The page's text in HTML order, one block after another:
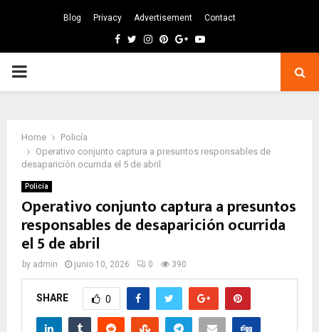
Blog Privacy Advertisement Contact
Facebook
TwitterInstagram
Pinterest
GoogleYoutube
PRIMARY
Home
Policía
Operativo conjunto captura a presuntos responsables de
desaparición ocurrida el 5 de abril
Policía
Operativo conjunto captura a presuntos
responsables de desaparición ocurrida
el 5 de abril
by admin junio 10, 2026 0 390
SHARE 0